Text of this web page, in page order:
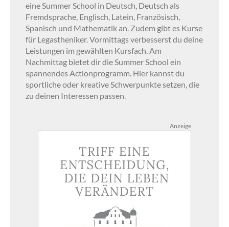
eine Summer School in Deutsch, Deutsch als
Fremdsprache, Englisch, Latein, Französisch,
Spanisch und Mathematik an. Zudem gibt es Kurse
für Legastheniker. Vormittags verbesserst du deine
Leistungen im gewählten Kursfach. Am
Nachmittag bietet dir die Summer School ein
spannendes Actionprogramm. Hier kannst du
sportliche oder kreative Schwerpunkte setzen, die
zu deinen Interessen passen.
Anzeige